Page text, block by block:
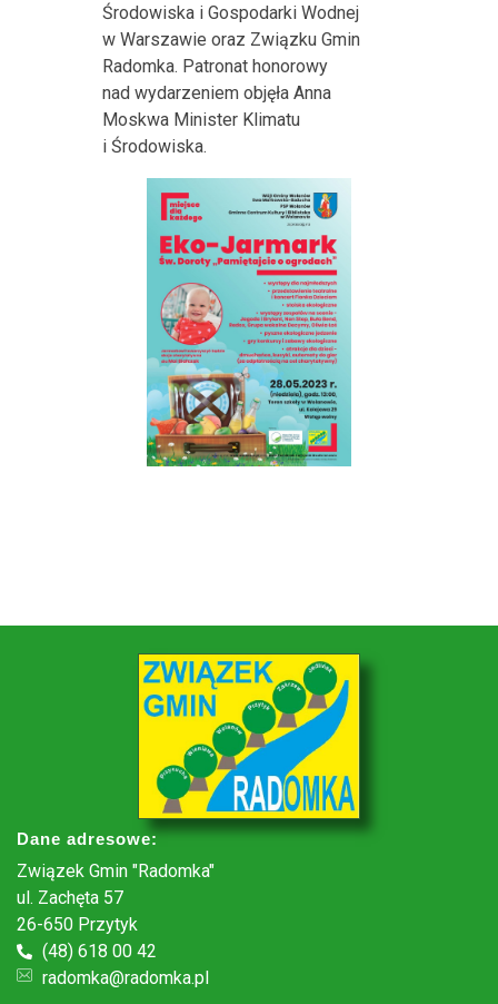
Środowiska i Gospodarki Wodnej
w Warszawie oraz Związku Gmin
Radomka. Patronat honorowy
nad wydarzeniem objęła Anna
Moskwa Minister Klimatu
i Środowiska.
Dane adresowe:
Związek Gmin "Radomka"
ul. Zachęta 57
26-650 Przytyk
(48) 618 00 42
radomka@radomka.pl